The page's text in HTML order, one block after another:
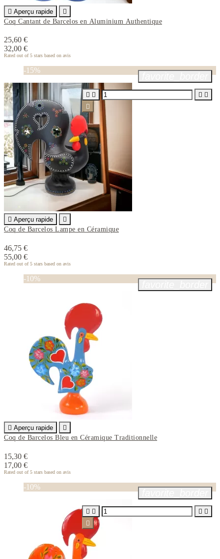
 Aperçu rapide

Coq Cantant de Barcelos en Aluminium Authentique
25,60 €
32,00 €
Rated out of 5 stars based on avis
-15%
 Aperçu rapide

Coq de Barcelos Lampe en Céramique
46,75 €
55,00 €
Rated out of 5 stars based on avis
   

-10%
 Aperçu rapide

Coq de Barcelos Bleu en Céramique Traditionnelle
15,30 €
17,00 €
Rated out of 5 stars based on avis
-10%
   
